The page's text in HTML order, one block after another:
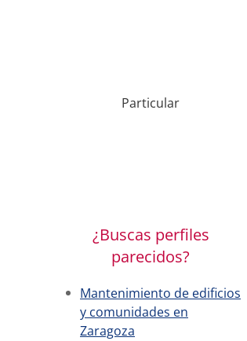
Particular
¿Buscas perfiles
parecidos?
Mantenimiento de edificios
y comunidades en
Zaragoza